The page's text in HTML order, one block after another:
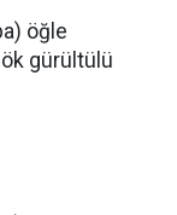
öğle
gürültülü